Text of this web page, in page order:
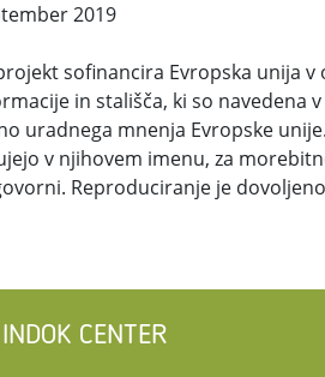
2019
sofinancira Evropska unija
in stališča, ki so navedena
uradnega mnenja Evropske
v njihovem imenu, za
Reproduciranje je
CENTER